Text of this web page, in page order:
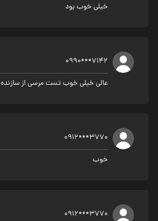
خیلی خوب بود
0990***7142
عالی خیلی خوب تست مرسی از سازنده
0912***3770
خوب
0912***3770